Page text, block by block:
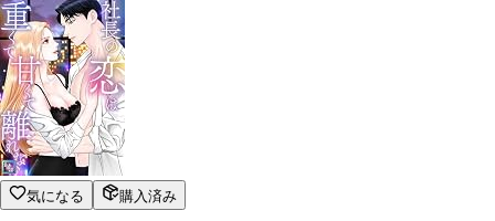
気になる 購入済み